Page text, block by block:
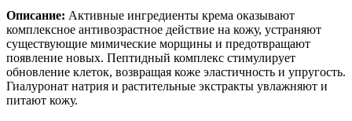
Описание: Активные ингредиенты крема оказывают
комплексное антивозрастное действие на кожу, устраняют
существующие мимические морщины и предотвращают
появление новых. Пептидный комплекс стимулирует
обновление клеток, возвращая коже эластичность и упругость.
Гиалуронат натрия и растительные экстракты увлажняют и
питают кожу.